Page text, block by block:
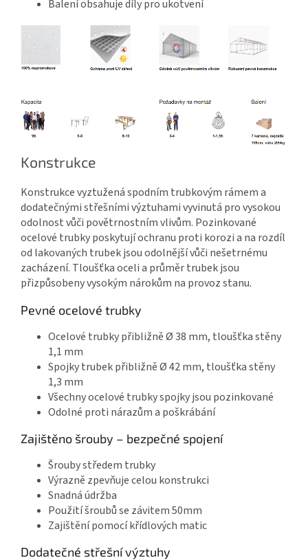
Balení obsahuje díly pro ukotvení
Konstrukce
Konstrukce vyztužená spodním trubkovým rámem a
dodatečnými střešními výztuhami vyvinutá pro vysokou
odolnost vůči povětrnostním vlivům. Pozinkované
ocelové trubky poskytují ochranu proti korozi a na rozdíl
od lakovaných trubek jsou odolnější vůči nešetrnému
zacházení. Tloušťka oceli a průměr trubek jsou
přizpůsobeny vysokým nárokům na provoz stanu.
Pevné ocelové trubky
Ocelové trubky přibližně Ø 38 mm, tloušťka stěny
1,1 mm
Spojky trubek přibližně Ø 42 mm, tloušťka stěny
1,3 mm
Všechny ocelové trubky spojky jsou pozinkované
Odolné proti nárazům a poškrábání
Zajištěno šrouby – bezpečné spojení
Šrouby středem trubky
Výrazně zpevňuje celou konstrukci
Snadná údržba
Použití šroubů se závitem 50mm
Zajištění pomocí křídlových matic
Dodatečné střešní výztuhy